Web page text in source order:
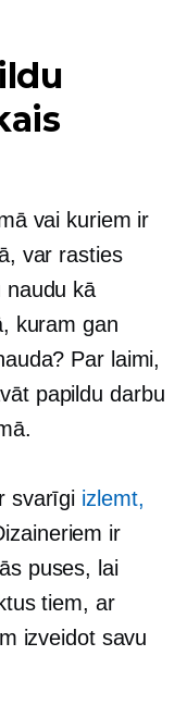
vai kuriem ir
var rasties
naudu kā
kuram gan
Par laimi,
papildu darbu
svarīgi izlemt,
ir
puses, lai
tiem, ar
izveidot savu